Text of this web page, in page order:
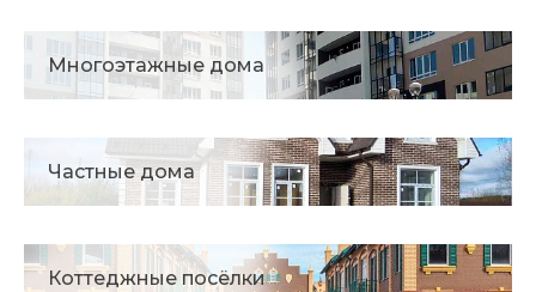
Многоэтажные дома
Частные дома
Коттеджные посёлки